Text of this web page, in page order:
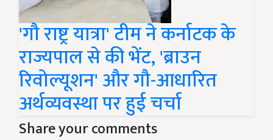
'गौ राष्ट्र यात्रा' टीम ने कर्नाटक के
राज्यपाल से की भेंट, 'ब्राउन
रिवोल्यूशन' और गौ-आधारित
अर्थव्यवस्था पर हुई चर्चा
Share your comments